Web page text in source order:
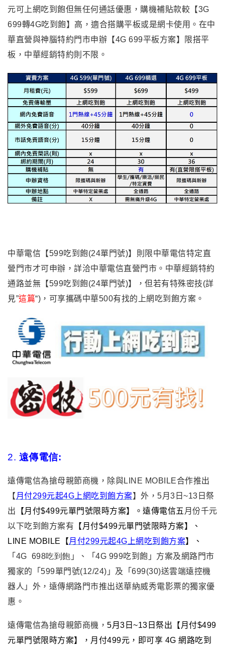
元可上網吃到飽但無任何通話優惠，購機補貼款較【3G
699轉4G吃到飽】高，適合搭購平板或是網卡使用。在中
華直營與神腦特約門市申辦【4G 699平板方案】限搭平
板，中華經銷特約則不限。
中華電信【599吃到飽(24單門號)】則限中華電信特定直
營門市才可申辦，詳洽中華電信直營門市。中華經銷特約
通路並無【599吃到飽(24單門號)】，但若有特殊密技(詳
見”這篇“)，可享攜碼中華500有找的上網吃到飽方案。
2. 遠傳電信:
遠傳電信為搶母親節商機，除與LINE MOBILE合作推出
【 月付299元起4G上網吃到飽方案】外，5月3日~13日祭
出 【月付$499元單門號限時方案】。遠傳電信五 月份千元
以下吃到飽方案有 【月付$499元單門號限時方案】
、
LINE MOBILE【月付299元起4G上網吃到飽方案】、
「4G 698吃到飽 」、「4G 999吃到飽」方案及網路門市
獨家的「599單門號(12/24)」及「699(30)送雲端遠控機
器人」外，遠傳網路門市推出送華納威秀電影票的獨家優
惠。
遠傳電信為搶母親節商機， 5月3日~13日祭出 【月付$499
元單門號限時方案】，月付499元，即可享 4G 網路吃到